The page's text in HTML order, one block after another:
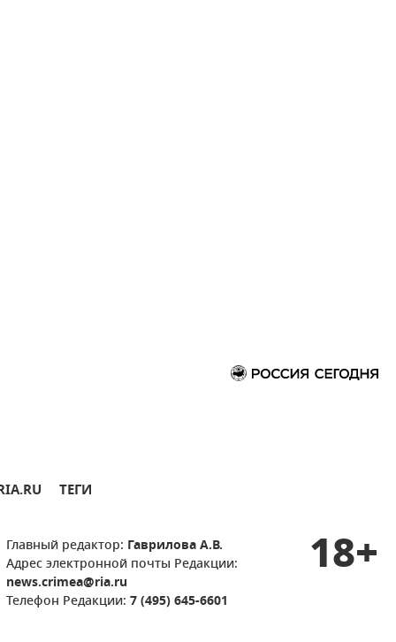
ТЕГИ
Главный редактор: Гаврилова А.В.
Адрес электронной почты Редакции:
news.crimea@ria.ru
Телефон Редакции: 7 (495) 645-6601
18+